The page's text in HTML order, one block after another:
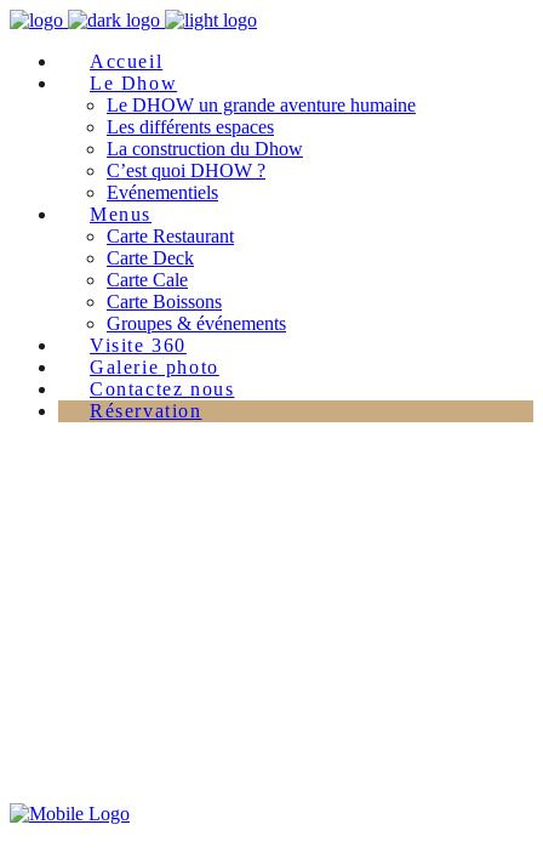
Accueil
Le Dhow
Le DHOW un grande aventure humaine
Les différents espaces
La construction du Dhow
C’est quoi DHOW ?
Evénementiels
Menus
Carte Restaurant
Carte Deck
Carte Cale
Carte Boissons
Groupes & événements
Visite 360
Galerie photo
Contactez nous
Réservation